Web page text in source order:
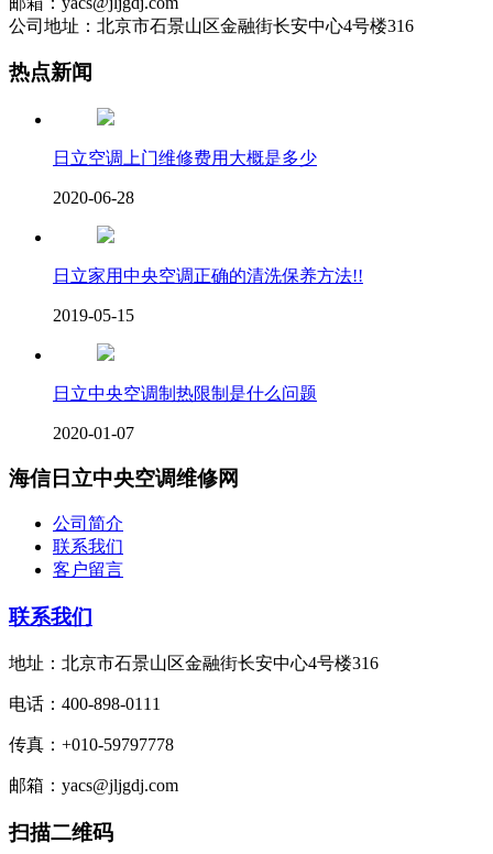
公司地址：北京市石景山区金融街长安中心4号楼316
热点新闻
日立空调上门维修费用大概是多少
2020-06-28
日立家用中央空调正确的清洗保养方法!!
2019-05-15
日立中央空调制热限制是什么问题
2020-01-07
海信日立中央空调维修网
公司简介
联系我们
客户留言
联系我们
地址：北京市石景山区金融街长安中心4号楼316
电话：400-898-0111
传真：+010-59797778
邮箱：yacs@jljgdj.com
扫描二维码